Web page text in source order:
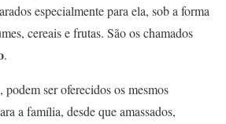
especialmente para ela, sob a forma
cereais e frutas. São os chamados
.
ser oferecidos os mesmos
a família, desde que amassados,